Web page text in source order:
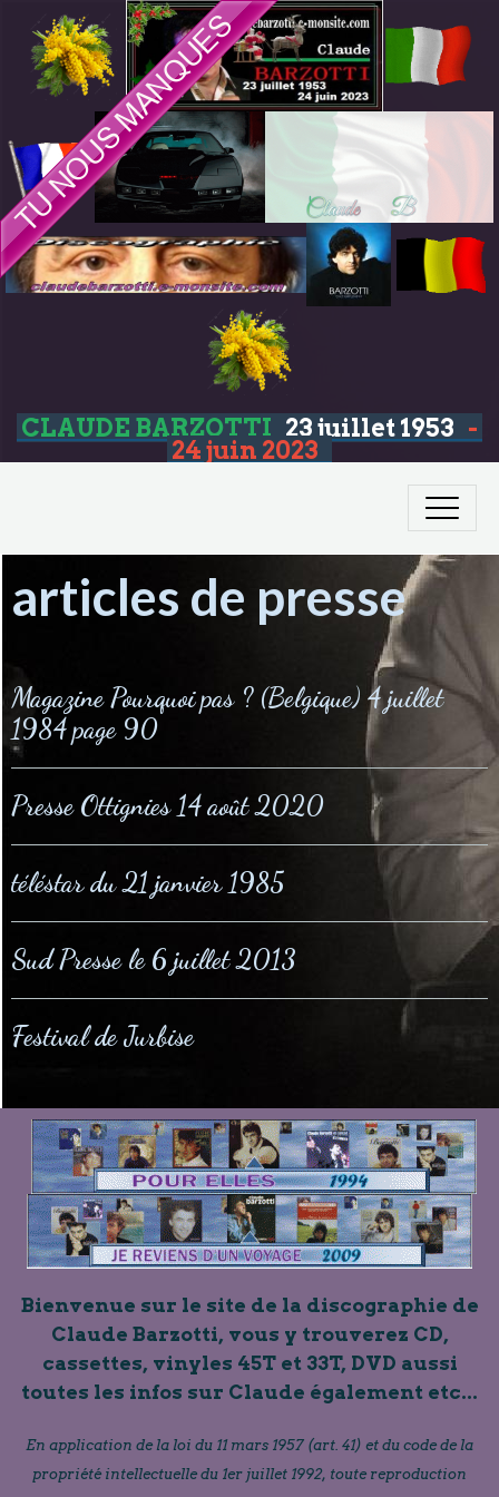
CLAUDE BARZOTTI 23 juillet 1953 -
24 juin 2023
articles de presse
Magazine Pourquoi pas ? (Belgique) 4 juillet
1984 page 90
Presse Ottignies 14 août 2020
téléstar du 21 janvier 1985
Sud Presse le 6 juillet 2013
Festival de Jurbise
Bienvenue sur le site de la discographie de
Claude Barzotti, vous y trouverez CD,
cassettes, vinyles 45T et 33T, DVD aussi
toutes les infos sur Claude également etc...
En application de la loi du 11 mars 1957 (art. 41) et du code de la
propriété intellectuelle du 1er juillet 1992, toute reproduction